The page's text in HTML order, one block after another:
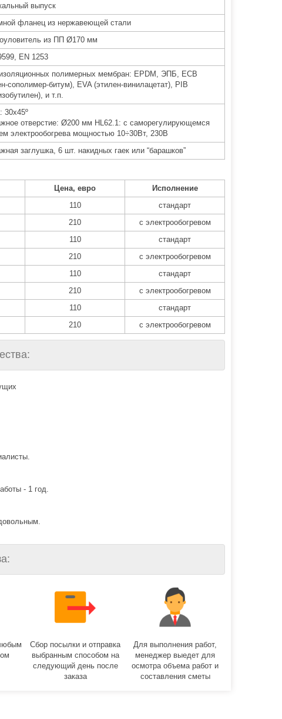
выпуск
фланец из нержавеющей стали
из ПП Ø170 мм
EN 1253
полимерных мембран: EPDM, ЭПБ, ECB
сополимер-битум), EVA (этилен-винилацетат), PIB
и т.п.
30х45º
отверстие: Ø200 мм HL62.1: с саморегулирующемся
электрообогрева мощностью 10÷30Вт, 230В
заглушка, 6 шт. накидных гаек или “барашков”
Цена, евро
Исполнение
110
стандарт
210
с электрообогревом
110
стандарт
210
с электрообогревом
110
стандарт
210
с электрообогревом
110
стандарт
210 с электрообогревом
- 1 год.
Сбор посылки и отправка
выбранным способом на
следующий день после
заказа
Для выполнения работ,
менеджер выедет для
осмотра объема работ и
составления сметы